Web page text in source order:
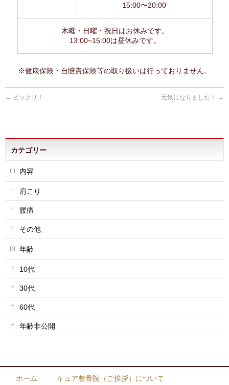
15:00〜20:00
木曜・日曜・祝日はお休みです。
13:00~15:00は昼休みです。
※健康保険・自賠責保険等の取り扱いは行っておりません。
← ビックリ！ 元気になりました！ →
カテゴリー
内容
肩こり
腰痛
その他
年齢
10代
30代
60代
年齢非公開
ホーム キュア整骨院（ご挨拶）について